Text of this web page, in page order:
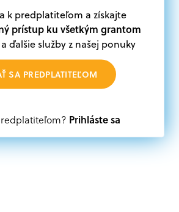
dotácií na portáli Grantexpert.sk
z eurofondov, plánu obnovy a
osoba, t. j. verejný alebo súkromný
zriadené ako právnická osoba v
alebo akákoľvek
orgán alebo agentúra
k predplatiteľom a získajte
prístup ku všetkým grantom
ďalšie služby z našej ponuky
SA PREDPLATITEĽOM
Prihláste sa